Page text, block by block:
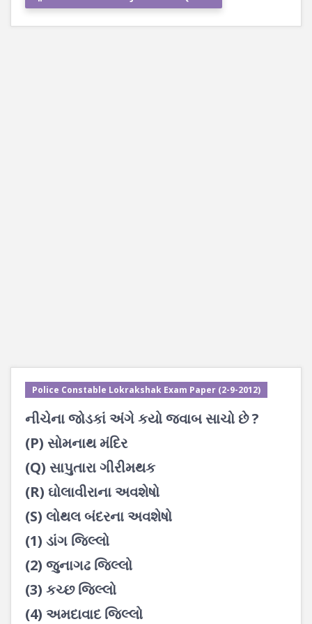
Police Constable Lokrakshak Exam Paper (2-9-2012)
નીચેના જોડકાં અંગે કયો જવાબ સાચો છે ?
(P) સોમનાથ મંદિર
(Q) સાપુતારા ગીરીમથક
(R) ઘોલાવીરાના અવશેષો
(S) લોથલ બંદરના અવશેષો
(1) ડાંગ જિલ્લો
(2) જુનાગઢ જિલ્લો
(3) કચ્છ જિલ્લો
(4) અમદાવાદ જિલ્લો